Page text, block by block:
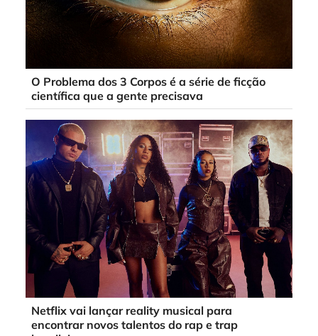
O Problema dos 3 Corpos é a série de ficção
científica que a gente precisava
Netflix vai lançar reality musical para
encontrar novos talentos do rap e trap